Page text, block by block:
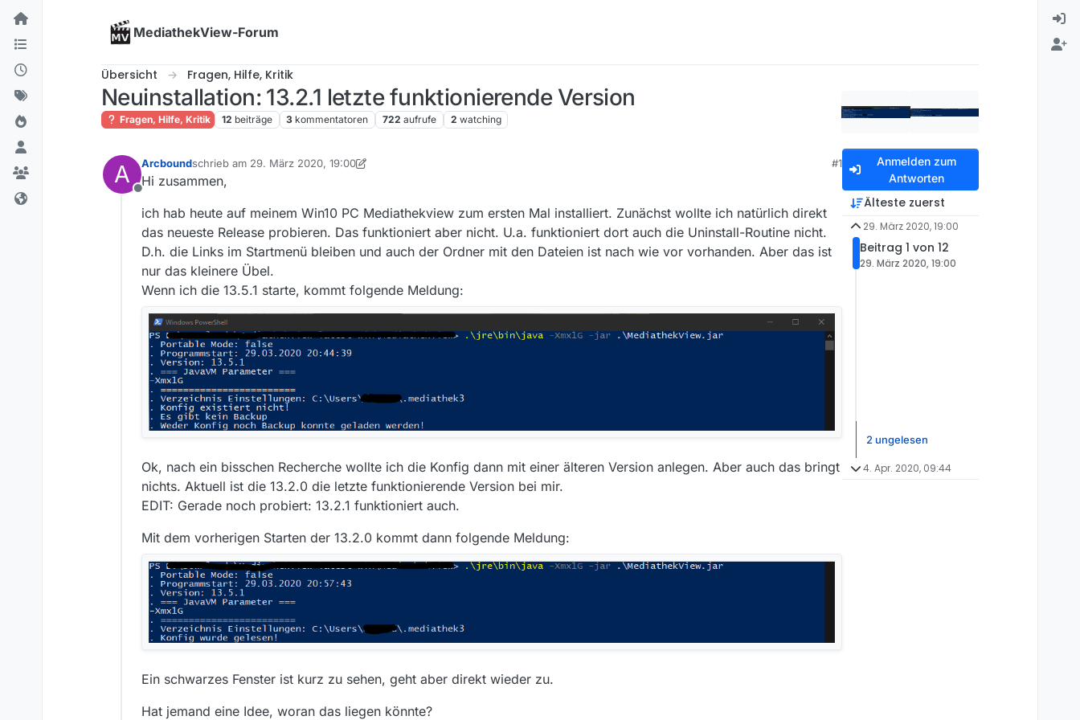
Skip to content
MediathekView-Forum
Übersicht Fragen, Hilfe, Kritik
Neuinstallation: 13.2.1 letzte funktionierende Version
Fragen, Hilfe, Kritik 12 beiträge 3 kommentatoren 722 aufrufe 2 watching
A
Offline
Arcboundschrieb am 29. März 2020, 19:00
zuletzt editiert von Arcbound
#1
Hi zusammen,
ich hab heute auf meinem Win10 PC Mediathekview zum ersten Mal installiert. Zunächst wollte ich natürlich direkt
das neueste Release probieren. Das funktioniert aber nicht. U.a. funktioniert dort auch die Uninstall-Routine nicht.
D.h. die Links im Startmenü bleiben und auch der Ordner mit den Dateien ist nach wie vor vorhanden. Aber das ist
nur das kleinere Übel.
Wenn ich die 13.5.1 starte, kommt folgende Meldung:
Ok, nach ein bisschen Recherche wollte ich die Konfig dann mit einer älteren Version anlegen. Aber auch das bringt
nichts. Aktuell ist die 13.2.0 die letzte funktionierende Version bei mir.
EDIT: Gerade noch probiert: 13.2.1 funktioniert auch.
Mit dem vorherigen Starten der 13.2.0 kommt dann folgende Meldung:
Ein schwarzes Fenster ist kurz zu sehen, geht aber direkt wieder zu.
Hat jemand eine Idee, woran das liegen könnte?
Anmelden zum
Antworten
Älteste zuerst
29. März 2020, 19:00
Beitrag 1 von 12
29. März 2020, 19:00
2 ungelesen
4. Apr. 2020, 09:44